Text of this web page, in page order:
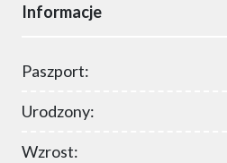
Informacje
Paszport:
Urodzony:
Wzrost: